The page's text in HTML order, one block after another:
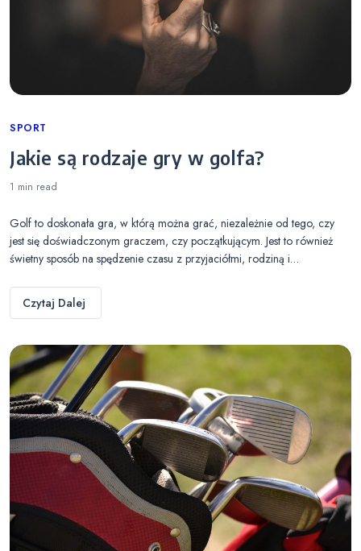
Categories
SPORT
Jakie są rodzaje gry w golfa?
1 min read
Golf to doskonała gra, w którą można grać, niezależnie od tego, czy
jest się doświadczonym graczem, czy początkującym. Jest to również
świetny sposób na spędzenie czasu z przyjaciółmi, rodziną i…
Czytaj Dalej